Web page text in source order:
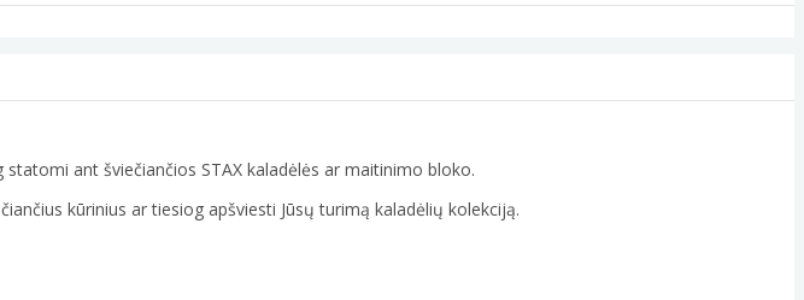
ant šviečiančios STAX kaladėlės ar maitinimo bloko.
kūrinius ar tiesiog apšviesti Jūsų turimą kaladėlių kolekciją.